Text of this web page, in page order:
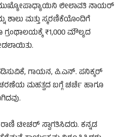
ಲೀಲಾವತಿ ನಾಯರ್
ಶಾಲು ಮತ್ತು ಸ್ಮರಣಿಕೆಯೊಂದಿಗೆ
ಗ್ರಂಥಾಲಯಕ್ಕೆ ₹1,000 ಮೌಲ್ಯದ
ಗಾಯನ, ಪಿ.ಎನ್. ಪನಿಕ್ಕರ್
ಮಹತ್ವದ ಬಗ್ಗೆ ಚರ್ಚೆ ಹಾಗೂ
ಟೀಚರ್ ಸ್ವಾಗತಿಸಿದರು. ಕನ್ನಡ